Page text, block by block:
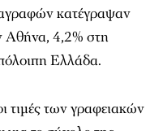
κατέγραψαν
Αθήνα, 4,2% στη
Ελλάδα.
τιμές των γραφειακών